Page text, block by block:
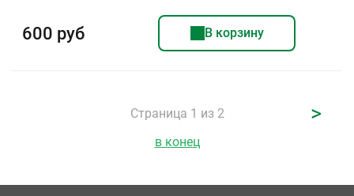
600 руб В корзину
Страница 1 из 2 >
в конец